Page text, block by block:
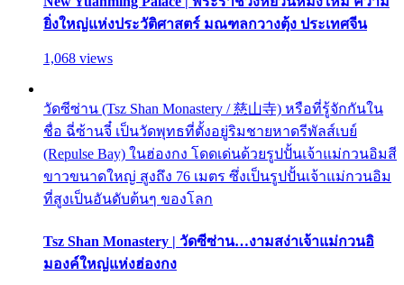
ยิ่งใหญ่แห่งประวัติศาสตร์ มณฑลกวางตุ้ง ประเทศจีน
1,068 views
วัดซีซ่าน (Tsz Shan Monastery / 慈山寺) หรือที่รู้จักกันใน
ชื่อ ฉี่ซ้านจี๋ เป็นวัดพุทธที่ตั้งอยู่ริมชายหาดรีพัลส์เบย์
(Repulse Bay) ในฮ่องกง โดดเด่นด้วยรูปปั้นเจ้าแม่กวนอิมสี
ขาวขนาดใหญ่ สูงถึง 76 เมตร ซึ่งเป็นรูปปั้นเจ้าแม่กวนอิม
ที่สูงเป็นอันดับต้นๆ ของโลก
Tsz Shan Monastery | วัดซีซ่าน…งามสง่าเจ้าแม่กวนอิ
มองค์ใหญ่แห่งฮ่องกง